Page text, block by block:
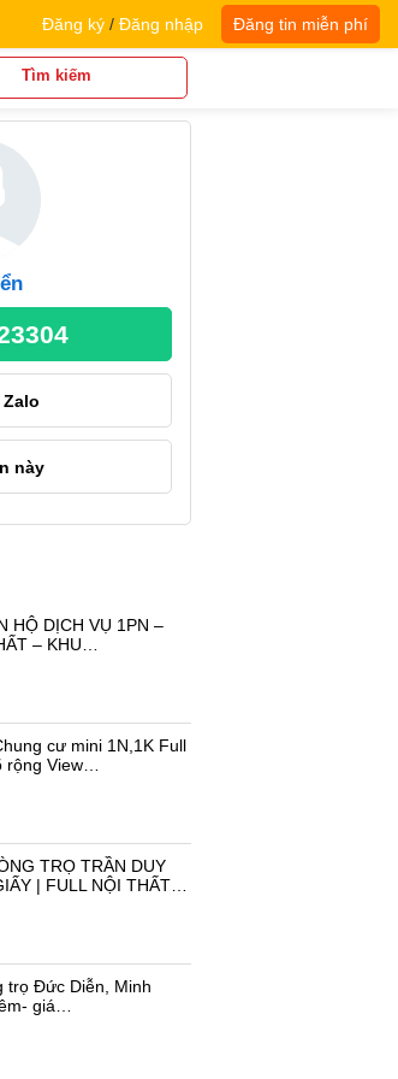
Đăng ký / Đăng nhập Đăng tin miễn phí
Tìm kiếm
Zalo
này
HỘ DỊCH VỤ 1PN –
– KHU…
cư mini 1N,1K Full
rộng View…
TRỌ TRẦN DUY
| FULL NỘI THẤT…
trọ Đức Diễn, Minh
giá…